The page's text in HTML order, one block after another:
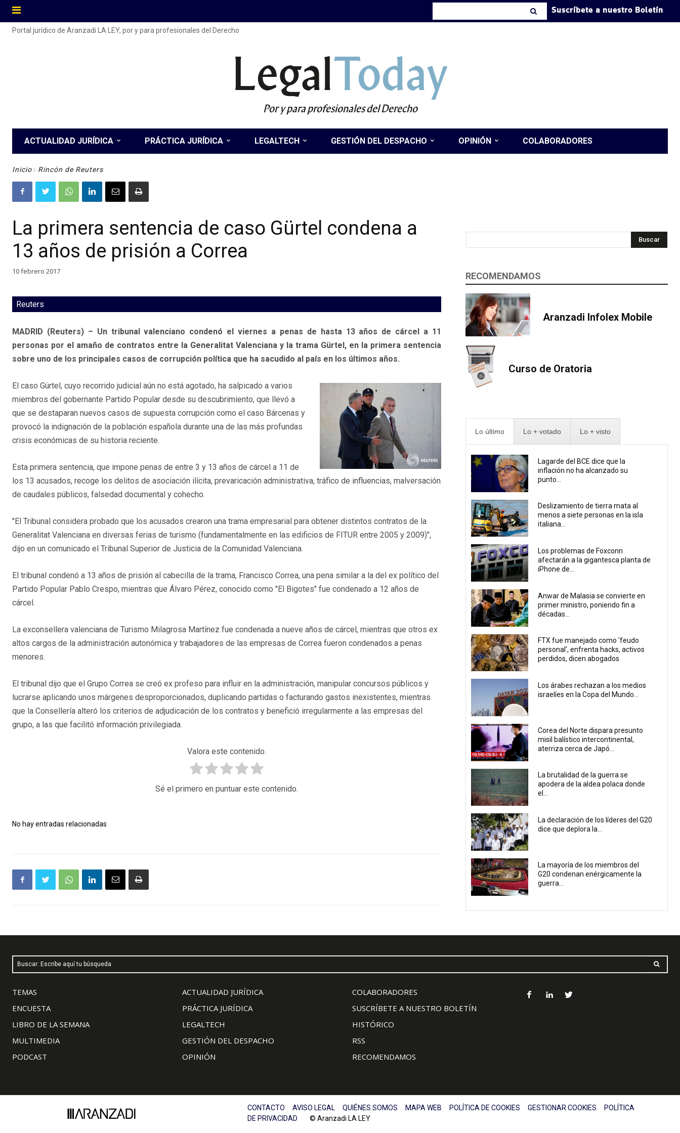
Suscríbete a nuestro Boletín
Portal jurídico de Aranzadi LA LEY, por y para profesionales del Derecho
LegalToday
Por y para profesionales del Derecho
ACTUALIDAD JURÍDICA PRÁCTICA JURÍDICA LEGALTECH GESTIÓN DEL DESPACHO OPINIÓN COLABORADORES
Inicio Rincón de Reuters
La primera sentencia de caso Gürtel condena a
13 años de prisión a Correa
10 febrero 2017
Reuters
MADRID (Reuters) – Un tribunal valenciano condenó el viernes a penas de hasta 13 años de cárcel a 11
personas por el amaño de contratos entre la Generalitat Valenciana y la trama Gürtel, en la primera sentencia
sobre uno de los principales casos de corrupción política que ha sacudido al país en los últimos años.
El caso Gürtel, cuyo recorrido judicial aún no está agotado, ha salpicado a varios
miembros del gobernante Partido Popular desde su descubrimiento, que llevó a
que se destaparan nuevos casos de supuesta corrupción como el caso Bárcenas y
provocó la indignación de la población española durante una de las más profundas
crisis económicas de su historia reciente.
Esta primera sentencia, que impone penas de entre 3 y 13 años de cárcel a 11 de
los 13 acusados, recoge los delitos de asociación ilícita, prevaricación administrativa, tráfico de influencias, malversación
de caudales públicos, falsedad documental y cohecho.
"El Tribunal considera probado que los acusados crearon una trama empresarial para obtener distintos contratos de la
Generalitat Valenciana en diversas ferias de turismo (fundamentalmente en las edificios de FITUR entre 2005 y 2009)",
dijo en un comunicado el Tribunal Superior de Justicia de la Comunidad Valenciana.
El tribunal condenó a 13 años de prisión al cabecilla de la trama, Francisco Correa, una pena similar a la del ex político del
Partido Popular Pablo Crespo, mientras que Álvaro Pérez, conocido como "El Bigotes" fue condenado a 12 años de
cárcel.
La exconsellera valenciana de Turismo Milagrosa Martínez fue condenada a nueve años de cárcel, mientras que otros ex
altos cargos de la administración autonómica y trabajadores de las empresas de Correa fueron condenados a penas
menores.
El tribunal dijo que el Grupo Correa se creó ex profeso para influir en la administración, manipular concursos públicos y
lucrarse aplicando unos márgenes desproporcionados, duplicando partidas o facturando gastos inexistentes, mientras
que la Consellería alteró los criterios de adjudicación de los contratos y benefició irregularmente a las empresas del
grupo, a las que facilitó información privilegiada.
Valora este contenido.
Sé el primero en puntuar este contenido.
No hay entradas relacionadas
Buscar
RECOMENDAMOS
Aranzadi Infolex Mobile
Curso de Oratoria
Lo último Lo + votado Lo + visto
Lagarde del BCE dice que la
inflación no ha alcanzado su
punto...
Deslizamiento de tierra mata al
menos a siete personas en la isla
italiana...
Los problemas de Foxconn
afectarán a la gigantesca planta de
iPhone de...
Anwar de Malasia se convierte en
primer ministro, poniendo fin a
décadas...
FTX fue manejado como 'feudo
personal', enfrenta hacks, activos
perdidos, dicen abogados
Los árabes rechazan a los medios
israelíes en la Copa del Mundo...
Corea del Norte dispara presunto
misil balístico intercontinental,
aterriza cerca de Japó...
La brutalidad de la guerra se
apodera de la aldea polaca donde
el...
La declaración de los líderes del G20
dice que deplora la...
La mayoría de los miembros del
G20 condenan enérgicamente la
guerra...
Buscar: Escribe aquí tu búsqueda
TEMAS
ENCUESTA
LIBRO DE LA SEMANA
MULTIMEDIA
PODCAST
ACTUALIDAD JURÍDICA
PRÁCTICA JURÍDICA
LEGALTECH
GESTIÓN DEL DESPACHO
OPINIÓN
COLABORADORES
SUSCRÍBETE A NUESTRO BOLETÍN
HISTÓRICO
RSS
RECOMENDAMOS
CONTACTO AVISO LEGAL QUIÉNES SOMOS MAPA WEB POLÍTICA DE COOKIES GESTIONAR COOKIES
POLÍTICA
DE PRIVACIDAD © Aranzadi LA LEY